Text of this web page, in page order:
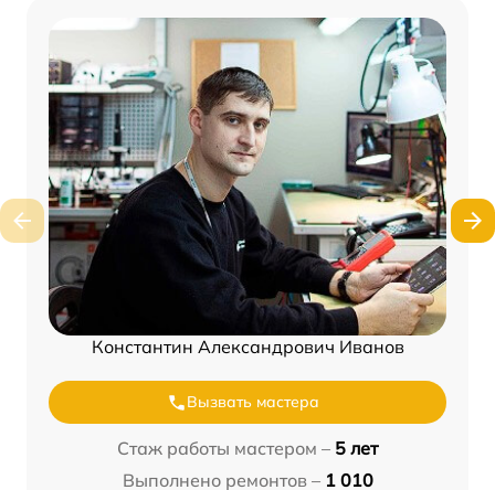
Константин Александрович Иванов
Вызвать мастера
Стаж работы мастером – 5 лет
Выполнено ремонтов – 1 010